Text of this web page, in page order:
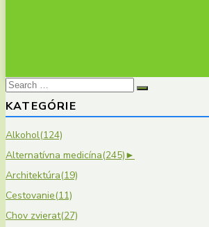
Search
for:
KATEGÓRIE
Alkohol(124)
Alternatívna medicína(245)►
Architektúra(19)
Cestovanie(11)
Chov zvierat(27)